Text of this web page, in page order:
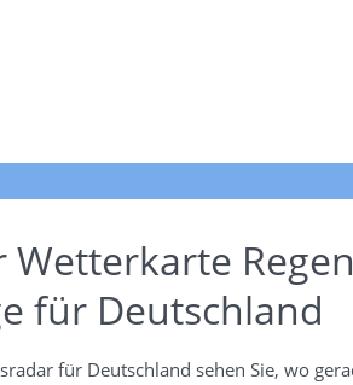
Wetterkarte
für Deutschland
für Deutschland sehen Sie, wo